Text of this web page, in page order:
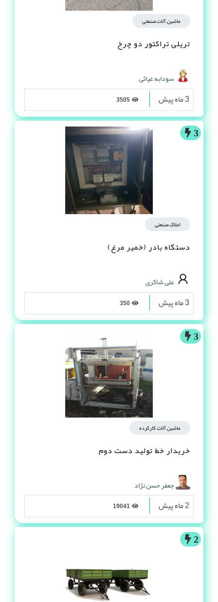
ماشین آلات صنعتی
تریلی تراکتور دو چرخ
سودابه غیاثی
3 ماه پیش
3
املاک صنعتی
دستگاه بادر (خمیر مرغ)
علی شاکری
3 ماه پیش
3
ماشین آلات کارکرده
خریدار خط تولید دست دوم
جعفر حسن نژاد
2 ماه پیش
2